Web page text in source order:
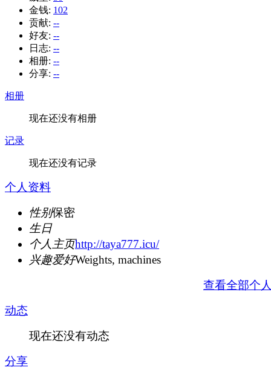
金钱: 102
贡献: --
好友: --
日志: --
相册: --
分享: --
相册
现在还没有相册
记录
现在还没有记录
个人资料
性别保密
生日
个人主页http://taya777.icu/
兴趣爱好Weights, machines
查看全部个
动态
现在还没有动态
分享